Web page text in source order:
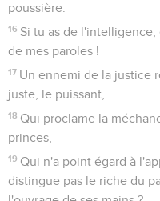
poussière.
16 Si tu as de
de mes paroles !
17 Un ennemi de la justice
juste, le puissant,
18 Qui proclame la
princes,
19 Qui n'a point égard à
distingue pas le riche du